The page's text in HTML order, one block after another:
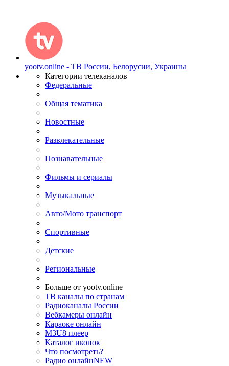
yootv.online - ТВ России, Белорусии, Украины
Категории телеканалов
Федеральные
Общая тематика
Новостные
Развлекательные
Познавательные
Фильмы и сериалы
Музыкальные
Авто/Мото транспорт
Спортивные
Детские
Региональные
Больше от yootv.online
ТВ каналы по странам
Радиоканалы России
Вебкамеры онлайн
Караоке онлайн
M3U8 плеер
Каталог иконок
Что посмотреть?
Радио онлайнNEW